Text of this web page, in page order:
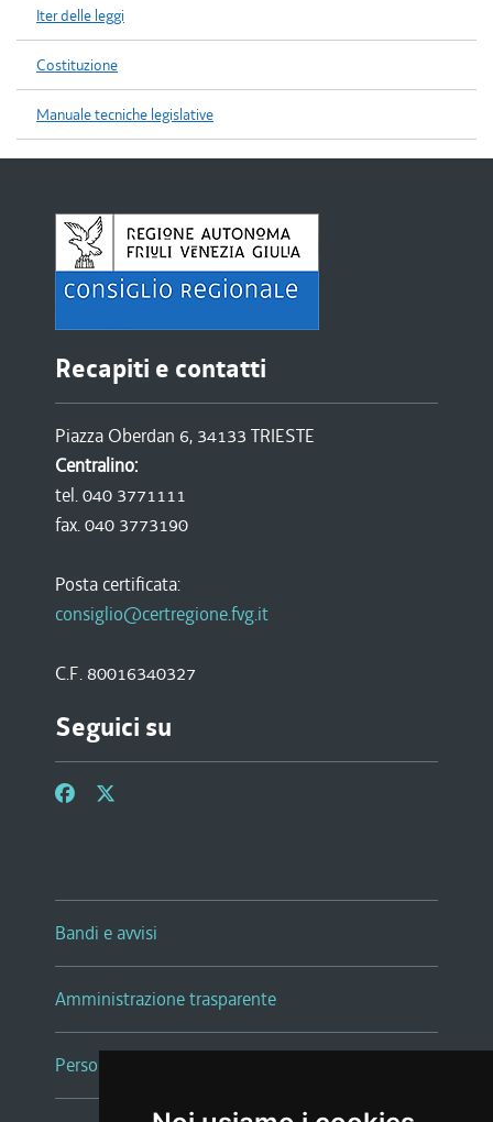
Iter delle leggi
Costituzione
Manuale tecniche legislative
Recapiti e contatti
Piazza Oberdan 6, 34133 TRIESTE
Centralino:
tel. 040 3771111
fax. 040 3773190
Posta certificata:
consiglio@certregione.fvg.it
C.F. 80016340327
Seguici su
Bandi e avvisi
Amministrazione trasparente
Persone e Uffici